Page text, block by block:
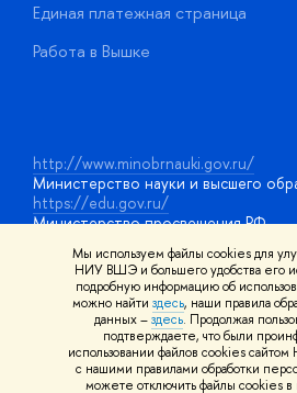
Мы используем файлы cookies для
НИУ ВШЭ и большего удобства его
подробную информацию об
можно найти здесь, наши правила
данных –здесь. Продолжая
подтверждаете, что были
использовании файлов cookies
с нашими правилами обработки
можете отключить файлы cookies в
Единая платежная страница
Работа в Вышке
http://www.minobrnauki.gov.ru/
Министерство науки и высшего
https://edu.gov.ru/
Министерство просвещения РФ
https://elearning.hse.ru/mooc
Массовые открытые онлайн-курсы
© НИУ ВШЭ 1993–2026 Адреса и
использования материалов Политика
Шрифты HSE Sans и HSE Slab